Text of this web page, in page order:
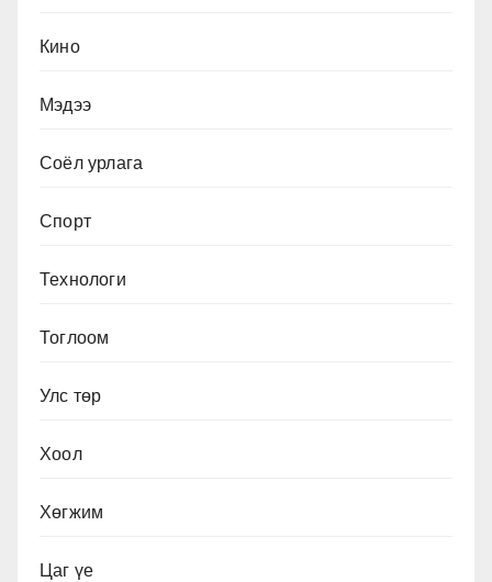
Кино
Мэдээ
Соёл урлага
Спорт
Технологи
Тоглоом
Улс төр
Хоол
Хөгжим
Цаг үе